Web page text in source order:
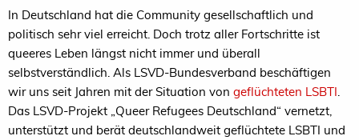
In Deutschland hat die Community gesellschaftlich und
politisch sehr viel erreicht. Doch trotz aller Fortschritte ist
queeres Leben längst nicht immer und überall
selbstverständlich. Als LSVD-Bundesverband beschäftigen
wir uns seit Jahren mit der Situation von geflüchteten LSBTI.
Das LSVD-Projekt „Queer Refugees Deutschland“ vernetzt,
unterstützt und berät deutschlandweit geflüchtete LSBTI und